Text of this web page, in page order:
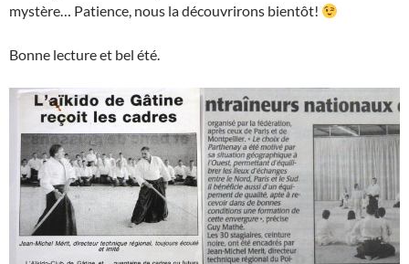
mystère… Patience, nous la découvrirons bientôt!
Bonne lecture et bel été.